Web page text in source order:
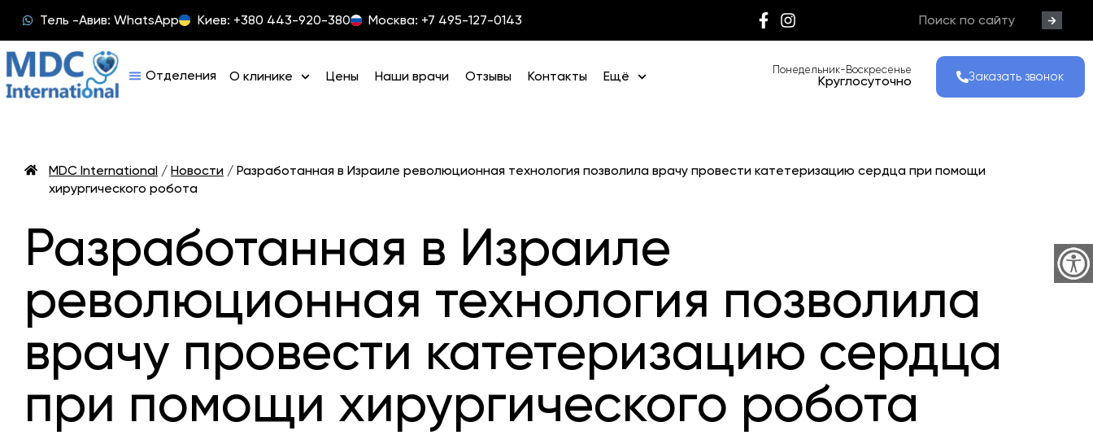
Тель -Авив: WhatsApp Киев: +380 443-920-380 Москва: +7 495-127-0143
О клинике Цены Наши врачи Отзывы Контакты Ещё Понедельник-Воскресенье
Круглосуточно Заказать звонок
MDC International / Новости / Разработанная в Израиле революционная технология позволила врачу провести катетеризацию сердца при помощи
хирургического робота
Разработанная в Израиле
революционная технология позволила
врачу провести катетеризацию сердца
при помощи хирургического робота